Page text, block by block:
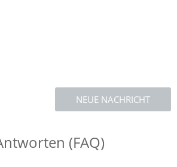
NEUE NACHRICHT
(FAQ)